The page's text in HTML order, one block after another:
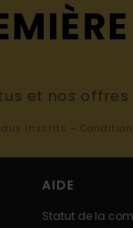
et nos offres
inscrits -
AIDE
Statut de la